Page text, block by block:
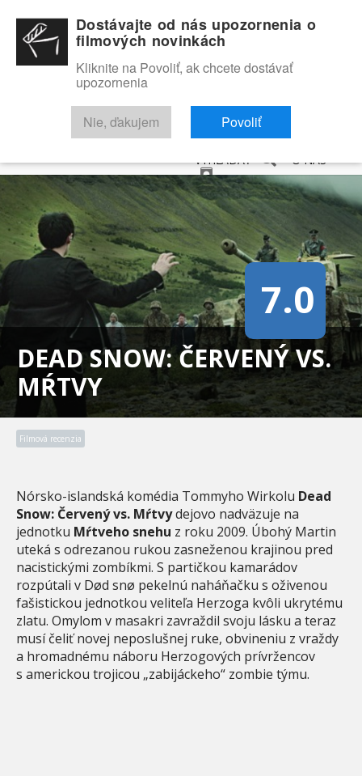
RECENZIE TRAILERY FILMOVÁ DATABÁZA
VYHĽADAŤ O NÁS
DEAD SNOW: ČERVENÝ VS.
MŔTVY
7.0
Filmová recenzia
Nórsko-islandská komédia Tommyho Wirkolu Dead
Snow: Červený vs. Mŕtvydejovo nadväzuje na
jednotku Mŕtveho snehu z roku 2009. Úbohý Martin
uteká s odrezanou rukou zasneženou krajinou pred
nacistickými zombíkmi. S partičkou kamarádov
rozpútali v Død snø pekelnú naháňačku s oživenou
fašistickou jednotkou veliteľa Herzoga kvôli ukrytému
zlatu. Omylom v masakri zavraždil svoju lásku a teraz
musí čeliť novej neposlušnej ruke, obvineniu z vraždy
a hromadnému náboru Herzogových prívržencov
s americkou trojicou „zabijáckeho“ zombie týmu.
Dostávajte od nás upozornenia o
filmových novinkách
Kliknite na Povoliť, ak chcete dostávať
upozornenia
Nie, ďakujem Povoliť